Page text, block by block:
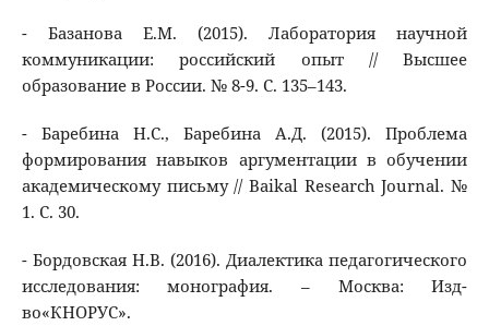
- Базанова Е.М. (2015). Лаборатория научной
коммуникации: российский опыт // Высшее
образование в России. № 8-9. С. 135–143.
- Баребина Н.С., Баребина А.Д. (2015). Проблема
формирования навыков аргументации в обучении
академическому письму // Baikal Research Journal. №
1. С. 30.
- Бордовская Н.В. (2016). Диалектика педагогического
исследования: монография. – Москва: Изд-
во«КНОРУС».